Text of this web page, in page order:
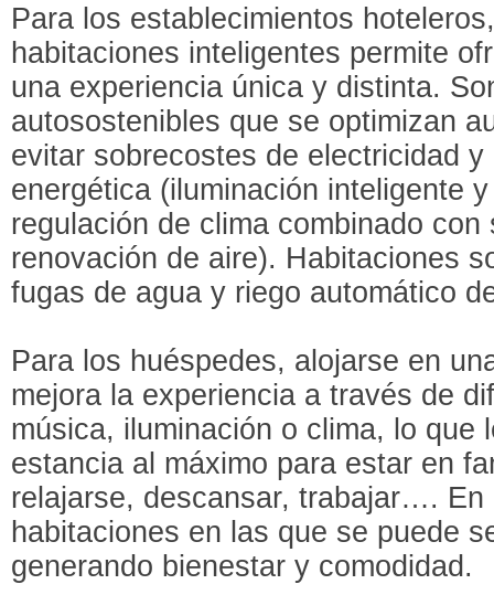
Para los establecimientos
habitaciones inteligentes permite
una experiencia única y distinta.
autosostenibles que se optimizan
evitar sobrecostes de electricidad
energética (iluminación inteligente
regulación de clima combinado
renovación de aire). Habitaciones
fugas de agua y riego automático
Para los huéspedes, alojarse en
mejora la experiencia a través de
música, iluminación o clima, lo que
estancia al máximo para estar en
relajarse, descansar, trabajar…. En
habitaciones en las que se puede
generando bienestar y comodidad.